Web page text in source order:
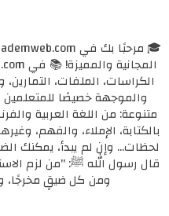
الكراسات، الملفات،
والموجهة خصيصًا
متنوعة: من اللغة العربية
بالكتابة، الإملاء، والفهم،
لحظات... وإن لم يبدأ، يمكنك
قال رسول الله ﷺ: "من لزم
ومن كل ضيقٍ مخرجًا،